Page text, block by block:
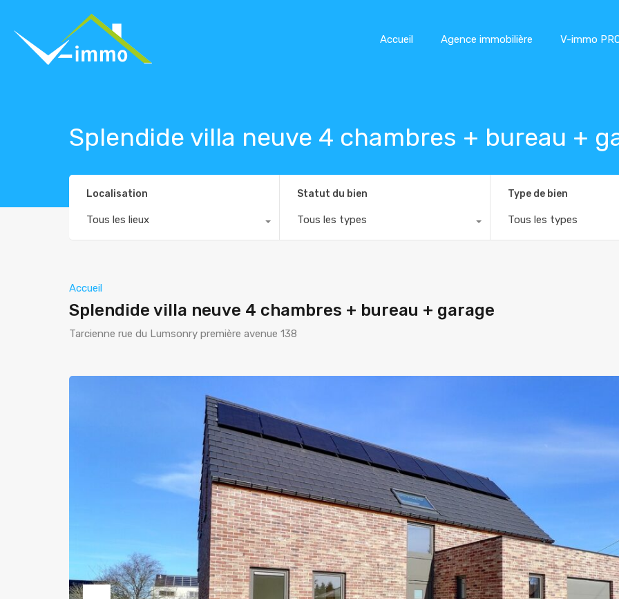
Accueil Agence immobilière V-immo
Splendide villa neuve 4 chambres + bureau +
Localisation
Tous les lieux
Statut du bien
Tous les types
Type de bien
Tous les types
Accueil
Splendide villa neuve 4 chambres + bureau + garage
Tarcienne rue du Lumsonry première avenue 138